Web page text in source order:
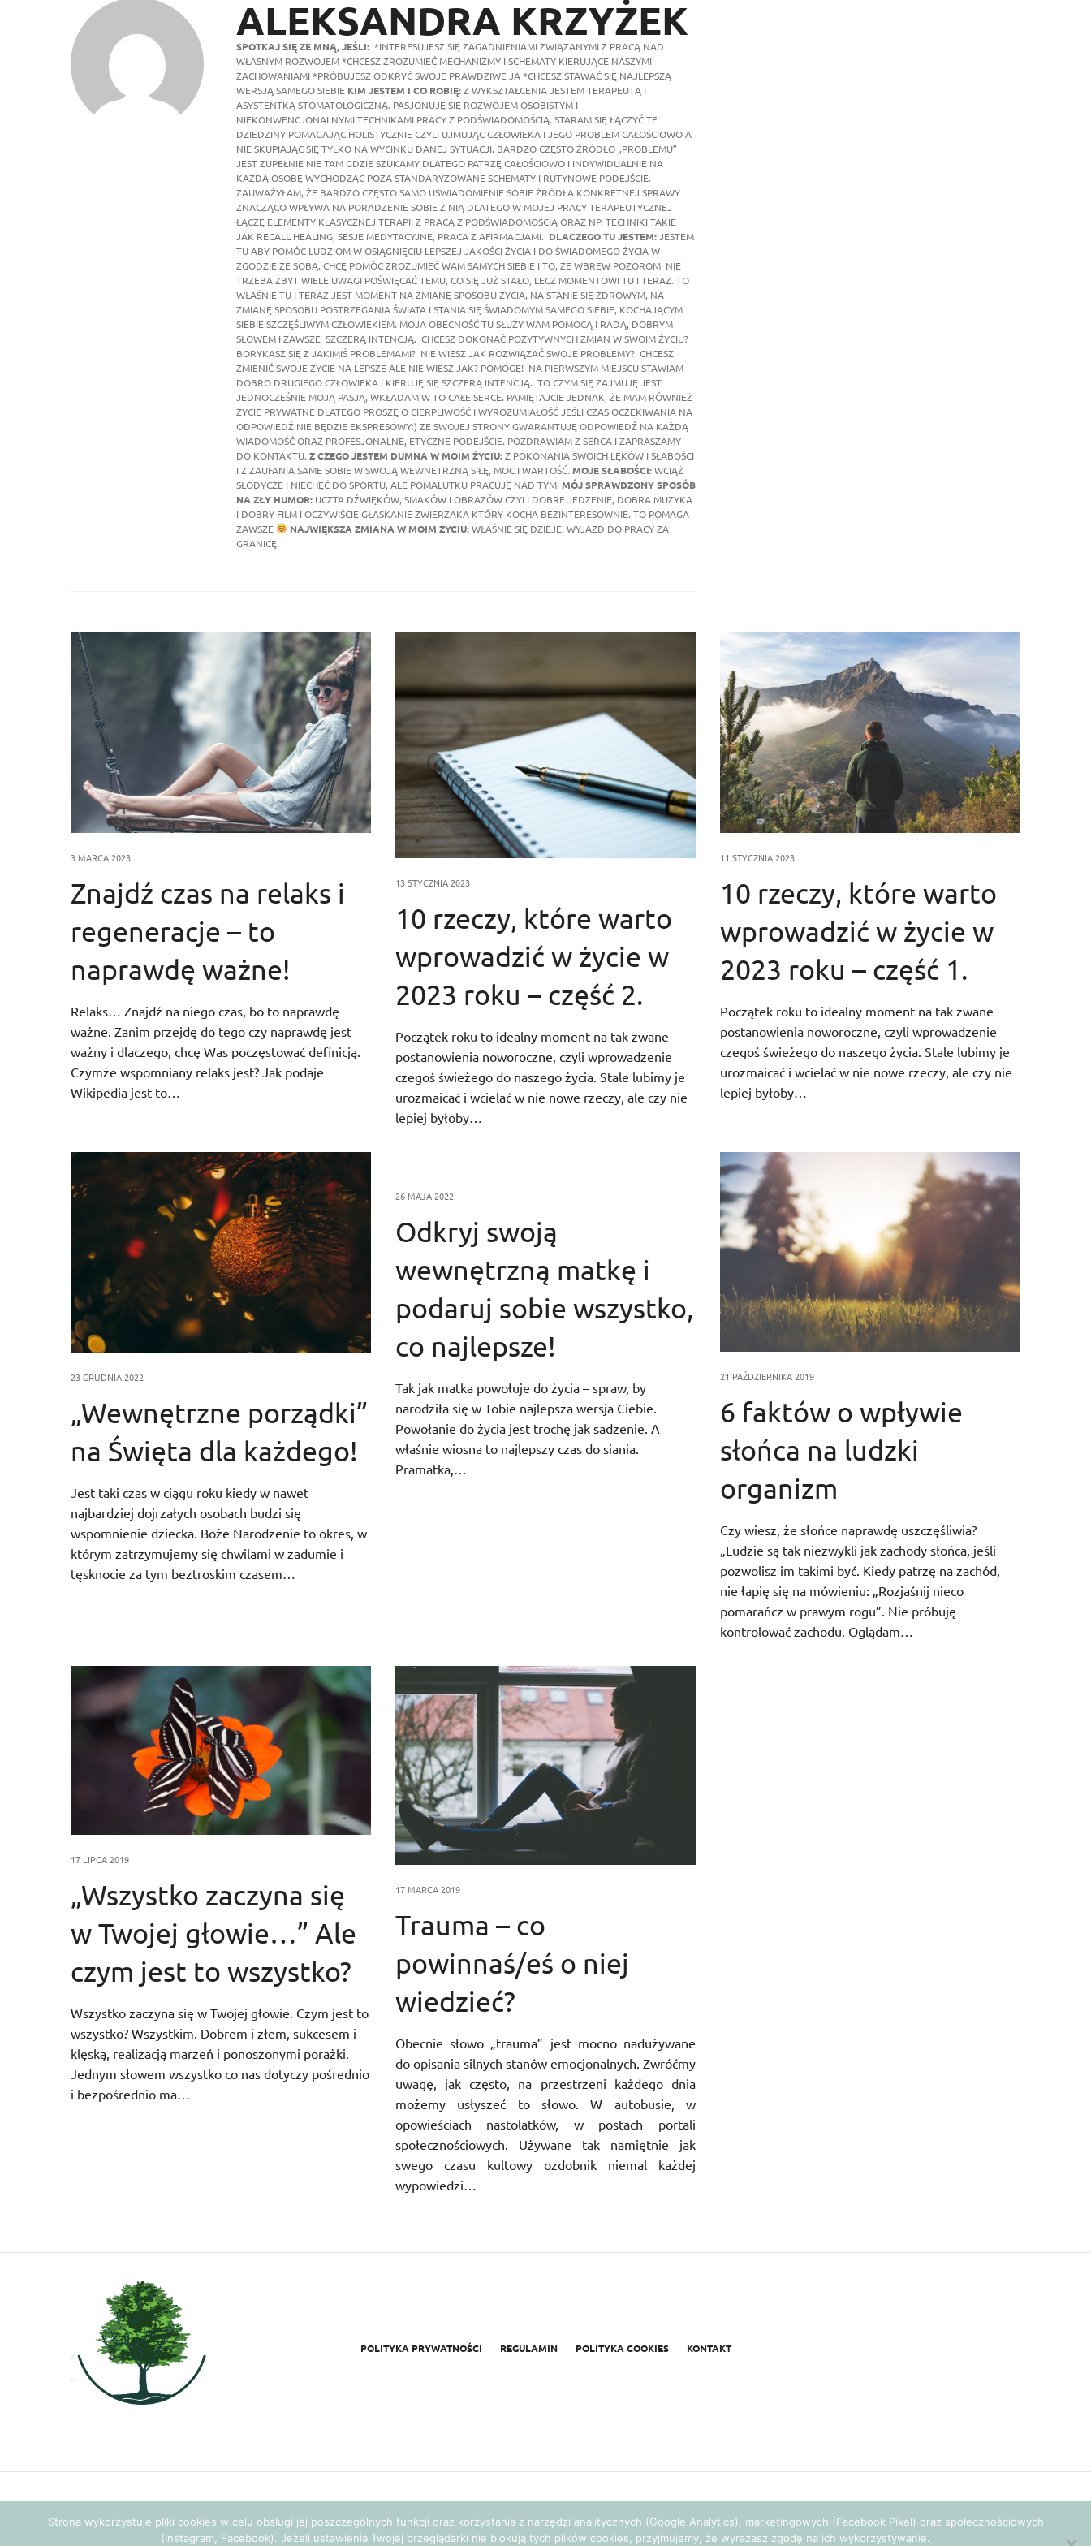
ALEKSANDRA KRZYŻEK
SPOTKAJ SIĘ ZE MNĄ, JEŚLI: *INTERESUJESZ SIĘ ZAGADNIENIAMI ZWIĄZANYMI Z PRACĄ NAD
WŁASNYM ROZWOJEM *CHCESZ ZROZUMIEĆ MECHANIZMY I SCHEMATY KIERUJĄCE NASZYMI
ZACHOWANIAMI *PRÓBUJESZ ODKRYĆ SWOJE PRAWDZIWE JA *CHCESZ STAWAĆ SIĘ NAJLEPSZĄ
WERSJĄ SAMEGO SIEBIE KIM JESTEM I CO ROBIĘ:Z WYKSZTAŁCENIA JESTEM TERAPEUTĄ I
ASYSTENTKĄ STOMATOLOGICZNĄ. PASJONUJĘ SIĘ ROZWOJEM OSOBISTYM I
NIEKONWENCJONALNYMI TECHNIKAMI PRACY Z PODŚWIADOMOŚCIĄ. STARAM SIĘ ŁĄCZYĆ TE
DZIEDZINY POMAGAJĄC HOLISTYCZNIE CZYLI UJMUJĄC CZŁOWIEKA I JEGO PROBLEM CAŁOŚCIOWO A
NIE SKUPIAJĄC SIĘ TYLKO NA WYCINKU DANEJ SYTUACJI. BARDZO CZĘSTO ŹRÓDŁO „PROBLEMU”
JEST ZUPEŁNIE NIE TAM GDZIE SZUKAMY DLATEGO PATRZĘ CAŁOŚCIOWO I INDYWIDUALNIE NA
KAŻDĄ OSOBĘ WYCHODZĄC POZA STANDARYZOWANE SCHEMATY I RUTYNOWE PODEJŚCIE.
ZAUWAŻYŁAM, ŻE BARDZO CZĘSTO SAMO UŚWIADOMIENIE SOBIE ŹRÓDŁA KONKRETNEJ SPRAWY
ZNACZĄCO WPŁYWA NA PORADZENIE SOBIE Z NIĄ DLATEGO W MOJEJ PRACY TERAPEUTYCZNEJ
ŁĄCZĘ ELEMENTY KLASYCZNEJ TERAPII Z PRACĄ Z PODŚWIADOMOŚCIĄ ORAZ NP. TECHNIKI TAKIE
JAK RECALL HEALING, SESJE MEDYTACYJNE, PRACA Z AFIRMACJAMI. DLACZEGO TU JESTEM:JESTEM
TU ABY POMÓC LUDZIOM W OSIĄGNIĘCIU LEPSZEJ JAKOŚCI ŻYCIA I DO ŚWIADOMEGO ŻYCIA W
ZGODZIE ZE SOBĄ. CHCĘ POMÓC ZROZUMIEĆ WAM SAMYCH SIEBIE I TO, ŻE WBREW POZOROM NIE
TRZEBA ZBYT WIELE UWAGI POŚWIĘCAĆ TEMU, CO SIĘ JUŻ STAŁO, LECZ MOMENTOWI TU I TERAZ. TO
WŁAŚNIE TU I TERAZ JEST MOMENT NA ZMIANĘ SPOSOBU ŻYCIA, NA STANIE SIĘ ZDROWYM, NA
ZMIANĘ SPOSOBU POSTRZEGANIA ŚWIATA I STANIA SIĘ ŚWIADOMYM SAMEGO SIEBIE, KOCHAJĄCYM
SIEBIE SZCZĘŚLIWYM CZŁOWIEKIEM. MOJA OBECNOŚĆ TU SŁUŻY WAM POMOCĄ I RADĄ, DOBRYM
SŁOWEM I ZAWSZE SZCZERĄ INTENCJĄ. CHCESZ DOKONAĆ POZYTYWNYCH ZMIAN W SWOIM ŻYCIU?
BORYKASZ SIĘ Z JAKIMIŚ PROBLEMAMI? NIE WIESZ JAK ROZWIĄZAĆ SWOJE PROBLEMY? CHCESZ
ZMIENIĆ SWOJE ŻYCIE NA LEPSZE ALE NIE WIESZ JAK? POMOGĘ! NA PIERWSZYM MIEJSCU STAWIAM
DOBRO DRUGIEGO CZŁOWIEKA I KIERUJĘ SIĘ SZCZERĄ INTENCJĄ. TO CZYM SIĘ ZAJMUJĘ JEST
JEDNOCZEŚNIE MOJĄ PASJĄ, WKŁADAM W TO CAŁE SERCE. PAMIĘTAJCIE JEDNAK, ŻE MAM RÓWNIEŻ
ŻYCIE PRYWATNE DLATEGO PROSZĘ O CIERPLIWOŚĆ I WYROZUMIAŁOŚĆ JEŚLI CZAS OCZEKIWANIA NA
ODPOWIEDŹ NIE BĘDZIE EKSPRESOWY:) ZE SWOJEJ STRONY GWARANTUJĘ ODPOWIEDŹ NA KAŻDĄ
WIADOMOŚĆ ORAZ PROFESJONALNE, ETYCZNE PODEJŚCIE. POZDRAWIAM Z SERCA I ZAPRASZAMY
DO KONTAKTU. Z CZEGO JESTEM DUMNA W MOIM ŻYCIU:Z POKONANIA SWOICH LĘKÓW I SŁABOŚCI
I Z ZAUFANIA SAME SOBIE W SWOJĄ WEWNETRZNĄ SIŁĘ, MOC I WARTOŚĆ. MOJE SŁABOŚCI:WCIĄŻ
SŁODYCZE I NIECHĘĆ DO SPORTU, ALE POMALUTKU PRACUJĘ NAD TYM. MÓJ SPRAWDZONY SPOSÓB
NA ZŁY HUMOR: UCZTA DŹWIĘKÓW, SMAKÓW I OBRAZÓW CZYLI DOBRE JEDZENIE, DOBRA MUZYKA
I DOBRY FILM I OCZYWIŚCIE GŁASKANIE ZWIERZAKA KTÓRY KOCHA BEZINTERESOWNIE. TO POMAGA
ZAWSZE
NAJWIĘKSZA ZMIANA W MOIM ŻYCIU:WŁAŚNIE SIĘ DZIEJE. WYJAZD DO PRACY ZA
GRANICĘ.
3 MARCA 2023
Znajdź czas na relaks i
regeneracje – to
naprawdę ważne!
Relaks… Znajdź na niego czas, bo to naprawdę
ważne. Zanim przejdę do tego czy naprawdę jest
ważny i dlaczego, chcę Was poczęstować definicją.
Czymże wspomniany relaks jest? Jak podaje
Wikipedia jest to…
13 STYCZNIA 2023
10 rzeczy, które warto
wprowadzić w życie w
2023 roku – część 2.
Początek roku to idealny moment na tak zwane
postanowienia noworoczne, czyli wprowadzenie
czegoś świeżego do naszego życia. Stale lubimy je
urozmaicać i wcielać w nie nowe rzeczy, ale czy nie
lepiej byłoby…
11 STYCZNIA 2023
10 rzeczy, które warto
wprowadzić w życie w
2023 roku – część 1.
Początek roku to idealny moment na tak zwane
postanowienia noworoczne, czyli wprowadzenie
czegoś świeżego do naszego życia. Stale lubimy je
urozmaicać i wcielać w nie nowe rzeczy, ale czy nie
lepiej byłoby…
23 GRUDNIA 2022
„Wewnętrzne porządki”
na Święta dla każdego!
Jest taki czas w ciągu roku kiedy w nawet
najbardziej dojrzałych osobach budzi się
wspomnienie dziecka. Boże Narodzenie to okres, w
którym zatrzymujemy się chwilami w zadumie i
tęsknocie za tym beztroskim czasem…
26 MAJA 2022
Odkryj swoją
wewnętrzną matkę i
podaruj sobie wszystko,
co najlepsze!
Tak jak matka powołuje do życia – spraw, by
narodziła się w Tobie najlepsza wersja Ciebie.
Powołanie do życia jest trochę jak sadzenie. A
właśnie wiosna to najlepszy czas do siania.
Pramatka,…
21 PAŹDZIERNIKA 2019
6 faktów o wpływie
słońca na ludzki
organizm
Czy wiesz, że słońce naprawdę uszczęśliwia?
„Ludzie są tak niezwykli jak zachody słońca, jeśli
pozwolisz im takimi być. Kiedy patrzę na zachód,
nie łapię się na mówieniu: „Rozjaśnij nieco
pomarańcz w prawym rogu”. Nie próbuję
kontrolować zachodu. Oglądam…
17 LIPCA 2019
„Wszystko zaczyna się
w Twojej głowie…” Ale
czym jest to wszystko?
Wszystko zaczyna się w Twojej głowie. Czym jest to
wszystko? Wszystkim. Dobrem i złem, sukcesem i
klęską, realizacją marzeń i ponoszonymi porażki.
Jednym słowem wszystko co nas dotyczy pośrednio
i bezpośrednio ma…
17 MARCA 2019
Trauma – co
powinnaś/eś o niej
wiedzieć?
Obecnie słowo „trauma” jest mocno nadużywane
do opisania silnych stanów emocjonalnych. Zwróćmy
uwagę, jak często, na przestrzeni każdego dnia
możemy usłyszeć to słowo. W autobusie, w
opowieściach nastolatków, w postach portali
społecznościowych. Używane tak namiętnie jak
swego czasu kultowy ozdobnik niemal każdej
wypowiedzi…
POLITYKA PRYWATNOŚCI REGULAMIN POLITYKA COOKIES KONTAKT
Realizacja: Agencja Marketingowa Ambitnamarka.pl
Strona wykorzystuje pliki cookies w celu obsługi jej poszczególnych funkcji oraz korzystania z narzędzi analitycznych (Google Analytics), marketingowych (Facebook Pixel) oraz społecznościowych
(Instagram, Facebook). Jeżeli ustawienia Twojej przeglądarki nie blokują tych plików cookies, przyjmujemy, że wyrażasz zgodę na ich wykorzystywanie.